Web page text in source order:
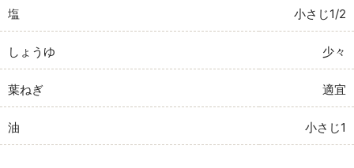
塩 小さじ1/2
しょうゆ 少々
葉ねぎ 適宜
油 小さじ1